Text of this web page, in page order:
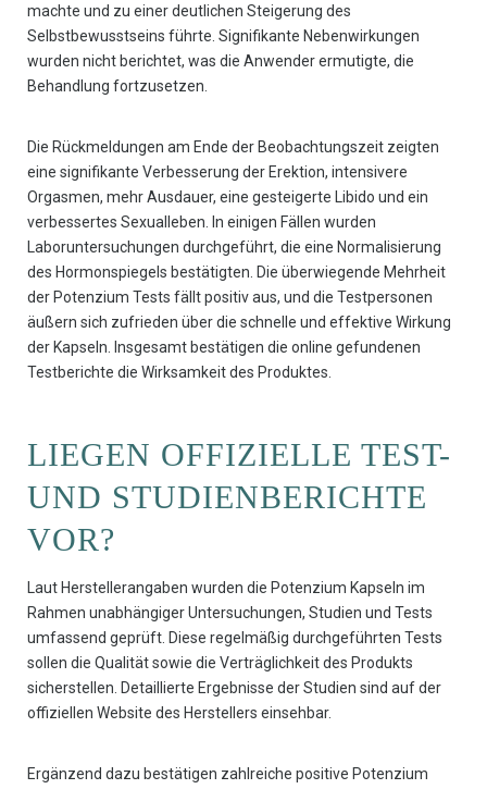
machte und zu einer deutlichen Steigerung des
Selbstbewusstseins führte. Signifikante Nebenwirkungen
wurden nicht berichtet, was die Anwender ermutigte, die
Behandlung fortzusetzen.
Die Rückmeldungen am Ende der Beobachtungszeit zeigten
eine signifikante Verbesserung der Erektion, intensivere
Orgasmen, mehr Ausdauer, eine gesteigerte Libido und ein
verbessertes Sexualleben. In einigen Fällen wurden
Laboruntersuchungen durchgeführt, die eine Normalisierung
des Hormonspiegels bestätigten. Die überwiegende Mehrheit
der Potenzium Tests fällt positiv aus, und die Testpersonen
äußern sich zufrieden über die schnelle und effektive Wirkung
der Kapseln. Insgesamt bestätigen die online gefundenen
Testberichte die Wirksamkeit des Produktes.
LIEGEN OFFIZIELLE TEST-
UND STUDIENBERICHTE
VOR?
Laut Herstellerangaben wurden die Potenzium Kapseln im
Rahmen unabhängiger Untersuchungen, Studien und Tests
umfassend geprüft. Diese regelmäßig durchgeführten Tests
sollen die Qualität sowie die Verträglichkeit des Produkts
sicherstellen. Detaillierte Ergebnisse der Studien sind auf der
offiziellen Website des Herstellers einsehbar.
Ergänzend dazu bestätigen zahlreiche positive Potenzium